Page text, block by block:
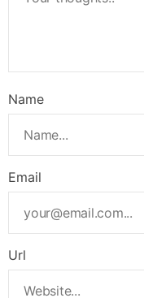
Name
Email
Url